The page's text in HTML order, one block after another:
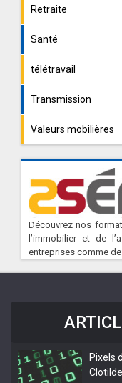
Retraite
Santé
télétravail
Transmission
Valeurs mobilières
Découvrez nos
l’immobilier et de
entreprises comme
Pixels